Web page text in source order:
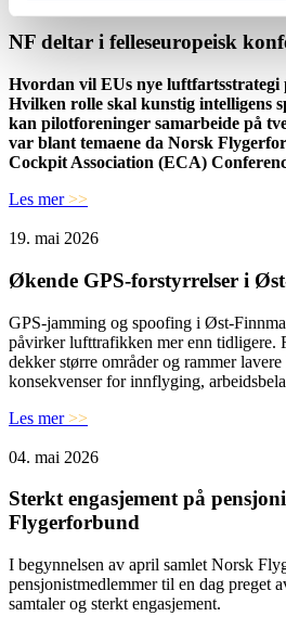
NF deltar i felleseuropeisk
Hvordan vil EUs nye luftfartsstrategi
Hvilken rolle skal kunstig intelligens
kan pilotforeninger samarbeide på
var blant temaene da Norsk
Cockpit Association (ECA)
Les mer>>
19. mai 2026
Økende GPS-forstyrrelser i
GPS-jamming og spoofing i Øst-
påvirker lufttrafikken mer enn tidligere.
dekker større områder og rammer
konsekvenser for innflyging,
Les mer>>
04. mai 2026
Sterkt engasjement på
Flygerforbund
I begynnelsen av april samlet Norsk
pensjonistmedlemmer til en dag preget
samtaler og sterkt engasjement.